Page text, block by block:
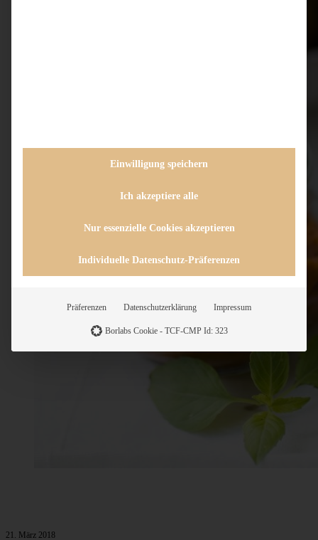
21. März 2018
Einwilligung speichern
Ich akzeptiere alle
Nur essenzielle Cookies akzeptieren
Individuelle Datenschutz-Präferenzen
Präferenzen Datenschutzerklärung Impressum
Borlabs Cookie - TCF-CMP Id: 323